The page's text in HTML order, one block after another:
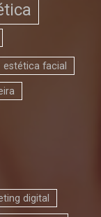
estética facial
digital